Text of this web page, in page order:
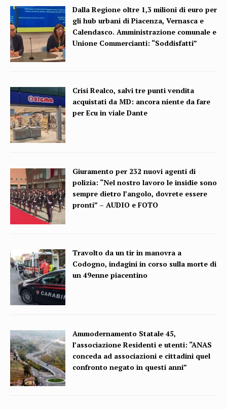
Dalla Regione oltre 1,3 milioni di euro per
gli hub urbani di Piacenza, Vernasca e
Calendasco. Amministrazione comunale e
Unione Commercianti: “Soddisfatti”
Crisi Realco, salvi tre punti vendita
acquistati da MD: ancora niente da fare
per Ecu in viale Dante
Giuramento per 232 nuovi agenti di
polizia: “Nel nostro lavoro le insidie sono
sempre dietro l’angolo, dovrete essere
pronti” – AUDIO e FOTO
Travolto da un tir in manovra a
Codogno, indagini in corso sulla morte di
un 49enne piacentino
Ammodernamento Statale 45,
l’associazione Residenti e utenti: “ANAS
conceda ad associazioni e cittadini quel
confronto negato in questi anni”